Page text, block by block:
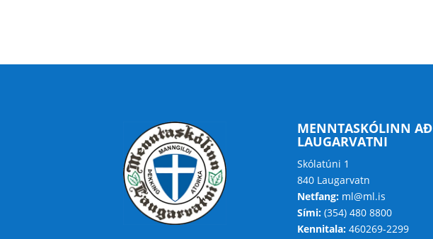
MENNTASKÓLINN AÐ
LAUGARVATNI
Skólatúni 1
840 Laugarvatn
Netfang:ml@ml.is
Sími:(354) 480 8800
Kennitala:460269-2299